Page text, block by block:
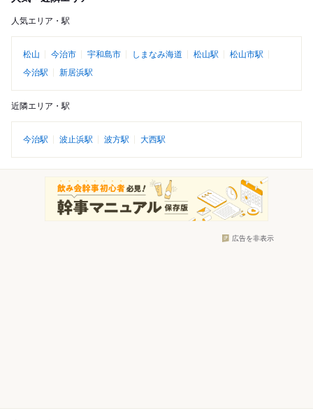
人気エリア・駅
松山 今治市 宇和島市 しまなみ海道 松山駅
松山市駅
今治駅
新居浜駅
近隣エリア・駅
今治駅 波止浜駅 波方駅 大西駅
広告を非表示